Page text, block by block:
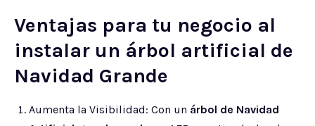
Ventajas para tu negocio al
instalar un árbol artificial de
Navidad Grande
Aumenta la Visibilidad: Con un árbol de Navidad